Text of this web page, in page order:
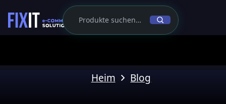
Heim Blog